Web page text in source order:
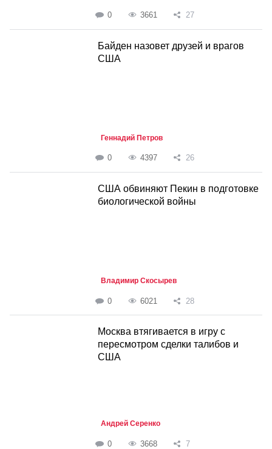
0 3661 27
Байден назовет друзей и врагов
США
Геннадий Петров
0 4397 26
США обвиняют Пекин в подготовке
биологической войны
Владимир Скосырев
0 6021 28
Москва втягивается в игру с
пересмотром сделки талибов и
США
Андрей Серенко
0 3668 7